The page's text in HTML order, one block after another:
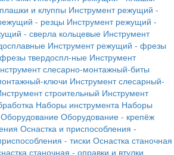
и клуппы Инструмент режущий -
- резцы Инструмент режущий -
- сверла кольцевые Инструмент
Инструмент режущий - фрезы
твердоспл-ные Инструмент
слесарно-монтажный-биты
ключи Инструмент слесарный-
строительный Инструмент
Наборы инструмента Наборы
Оборудование Оборудование - крепёж
Оснастка и приспособления -
- тиски Оснастка станочная
станочная - оправки и втулки